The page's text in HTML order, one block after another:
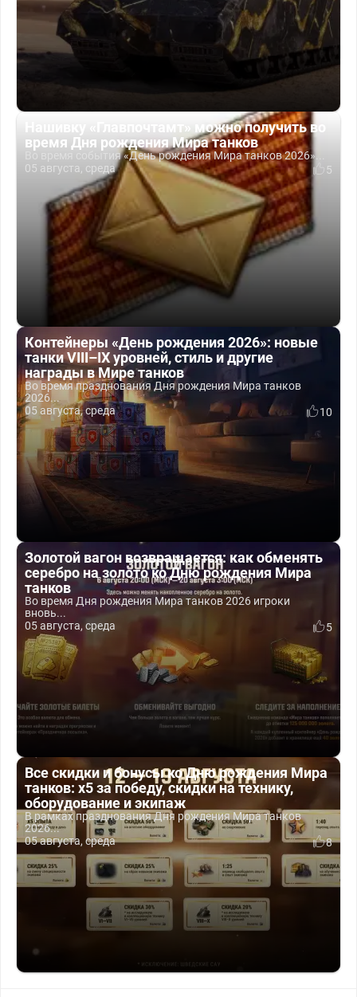
Нашивку «Главпочтамт» можно получить во
время Дня рождения Мира танков
Во время события «День рождения Мира танков 2026»...
05 августа, среда
5
Контейнеры «День рождения 2026»: новые
танки VIII–IX уровней, стиль и другие
награды в Мире танков
Во время празднования Дня рождения Мира танков
2026...
05 августа, среда
10
Золотой вагон возвращается: как обменять
серебро на золото ко Дню рождения Мира
танков
Во время Дня рождения Мира танков 2026 игроки
вновь...
05 августа, среда
5
Все скидки и бонусы ко Дню рождения Мира
танков: x5 за победу, скидки на технику,
оборудование и экипаж
В рамках празднования Дня рождения Мира танков
2026...
05 августа, среда
8